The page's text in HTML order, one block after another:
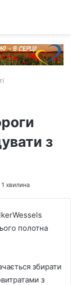
з
хвилина
полотна
збирати
з